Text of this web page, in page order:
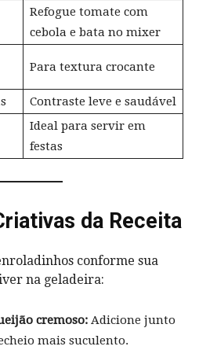
Refogue tomate com
cebola e bata no mixer
Para textura crocante
Contraste leve e saudável
Ideal para servir em
festas
da Receita
conforme sua
na geladeira:
cremoso: Adicione junto
mais suculento.